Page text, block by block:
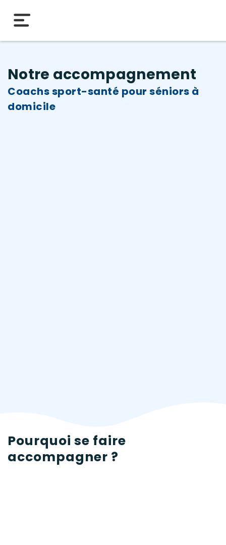
Notre accompagnement
Coachs sport-santé pour séniors à
domicile
Pourquoi se faire
accompagner ?